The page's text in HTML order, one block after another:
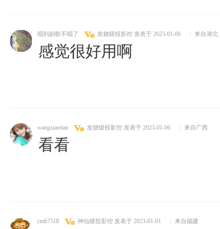
唱到副歌不唱了 发烧级投影控 发表于 2023-01-06 来自湖北
感觉很好用啊
wangxiaotian 发烧级投影控 发表于 2023-01-06 来自广西
看看
cmh7518 神仙级投影控 发表于 2023-01-01 来自福建